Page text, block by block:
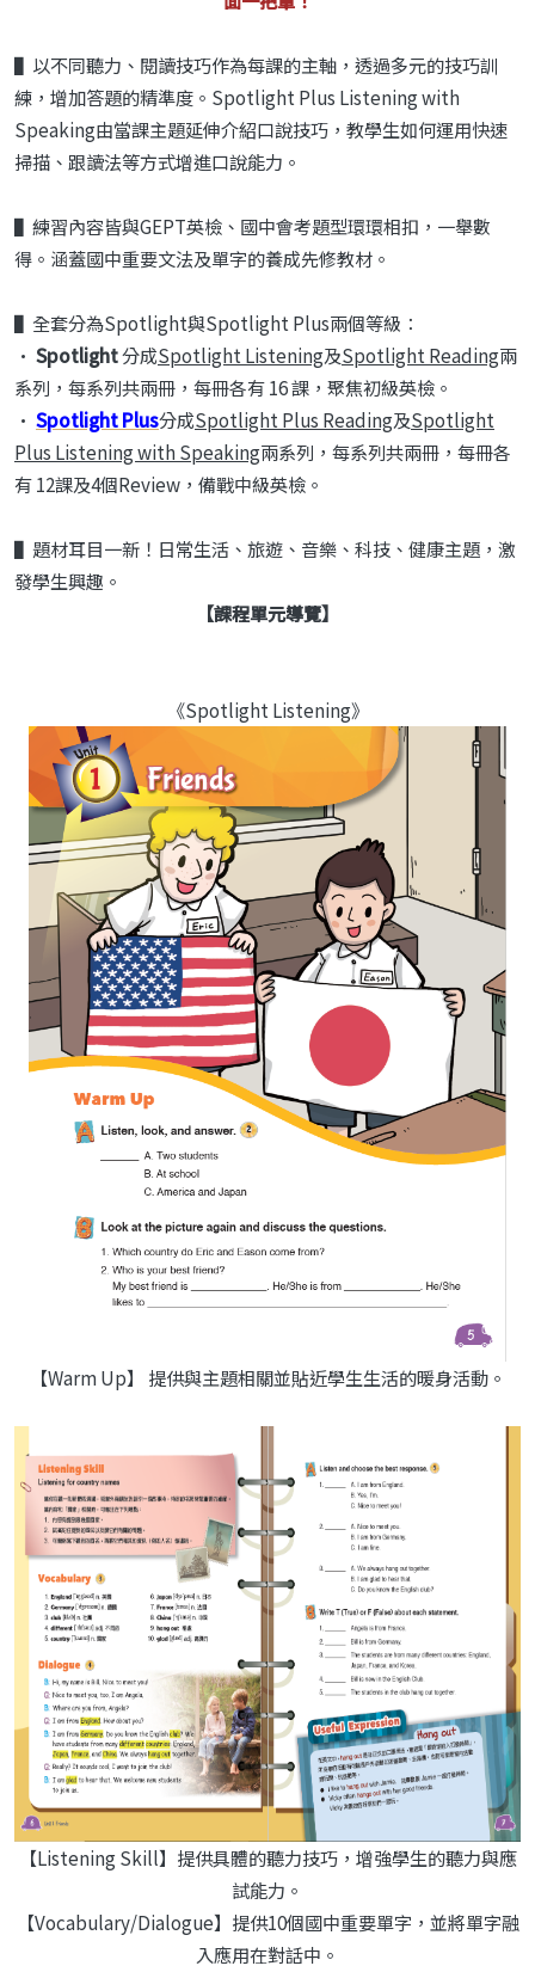
▌以不同聽力、閱讀技巧作為每課的主軸，透過多元的技巧訓
練，增加答題的精準度。Spotlight Plus Listening with
Speaking由當課主題延伸介紹口說技巧，教學生如何運用快速
掃描、跟讀法等方式增進口說能力。
▌練習內容皆與GEPT英檢、國中會考題型環環相扣，一舉數
得。涵蓋國中重要文法及單字的養成先修教材。
▌全套分為Spotlight與Spotlight Plus兩個等級：
• Spotlight分成Spotlight Listening及Spotlight Reading兩
系列，每系列共兩冊，每冊各有 16 課，聚焦初級英檢。
• Spotlight Plus分成Spotlight Plus Reading及Spotlight
Plus Listening with Speaking兩系列，每系列共兩冊，每冊各
有 12課及4個Review，備戰中級英檢。
▌題材耳目一新！日常生活、旅遊、音樂、科技、健康主題，激
發學生興趣。
【課程單元導覽】
《Spotlight Listening》
【Warm Up】 提供與主題相關並貼近學生生活的暖身活動。
【Listening Skill】提供具體的聽力技巧，增強學生的聽力與應
試能力。
【Vocabulary/Dialogue】提供10個國中重要單字，並將單字融
入應用在對話中。